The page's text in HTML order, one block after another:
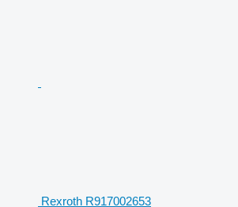
Rexroth R917002653